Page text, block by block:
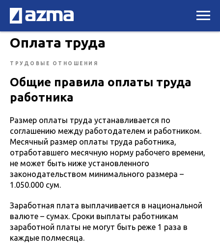
Оплата труда
ТРУДОВЫЕ ОТНОШЕНИЯ
Общие правила оплаты труда
работника
Размер оплаты труда устанавливается по
соглашению между работодателем и работником.
Месячный размер оплаты труда работника,
отработавшего месячную норму рабочего времени,
не может быть ниже установленного
законодательством минимального размера –
1.050.000 сум.
Заработная плата выплачивается в национальной
валюте – сумах. Сроки выплаты работникам
заработной платы не могут быть реже 1 раза в
каждые полмесяца.